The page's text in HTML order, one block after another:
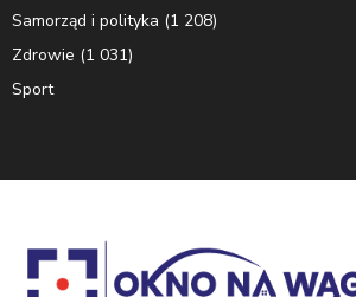
Samorząd i polityka (1 208)
Zdrowie (1 031)
Sport